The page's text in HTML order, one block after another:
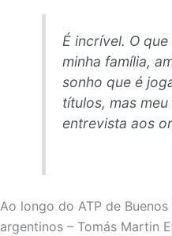
É incrível. O
minha família,
sonho que é
títulos, mas
entrevista aos
Ao longo do ATP de
argentinos – Tomás Martin